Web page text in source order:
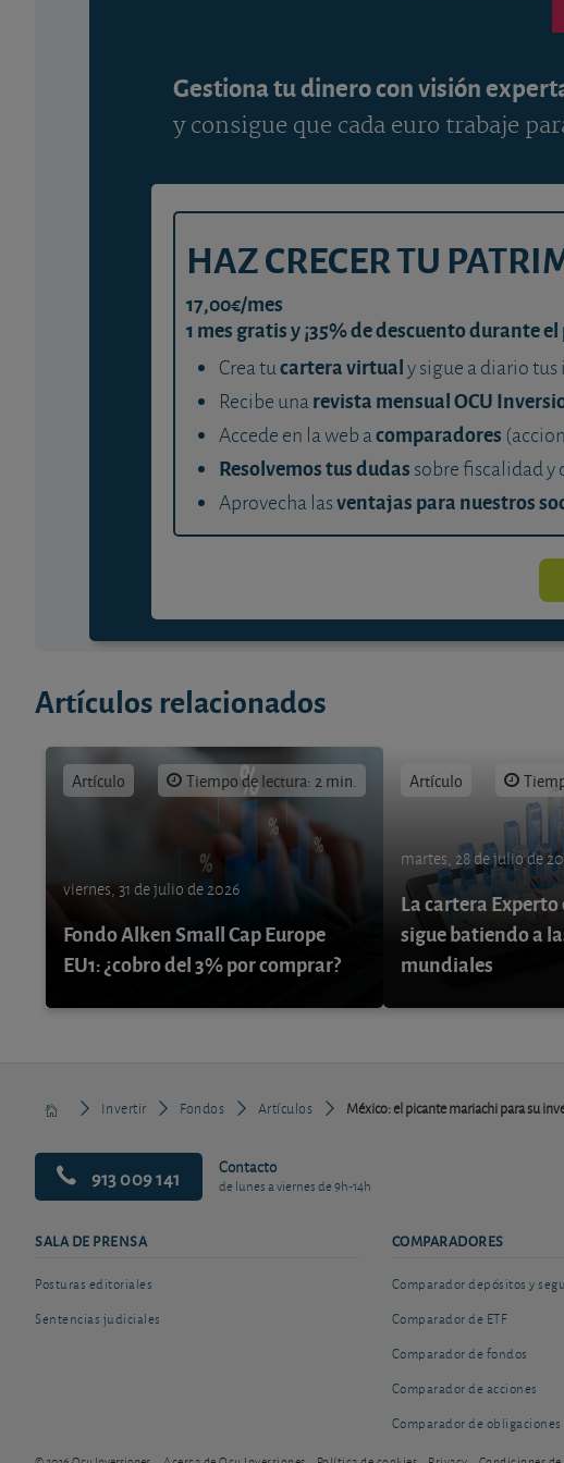
Gestiona tu dinero con visión
y consigue que cada euro trabaje
HAZ CRECER TU
17,00€/mes
1 mes gratis y ¡35% de descuento durante
Crea tucartera virtualy sigue a diario tus
Recibe unarevista mensual OCU
Accede en la web acomparadores
Resolvemos tus dudas sobre fiscalidad y
Aprovecha lasventajas para nuestros
Artículos relacionados
Artículo Tiempo de lectura: 2 min.
viernes, 31 de julio de 2026
Fondo Alken Small Cap Europe
EU1: ¿cobro del 3% por comprar?
Artículo
martes, 28 de julio de
La cartera Experto
sigue batiendo a
mundiales
Invertir Fondos Artículos México: el picante mariachi para su
913 009 141 Contacto
de lunes a viernes de 9h-14h
SALA DE PRENSA
Posturas editoriales
Sentencias judiciales
COMPARADORES
Comparador depósitos y
Comparador de ETF
Comparador de fondos
Comparador de acciones
Comparador de obligaciones